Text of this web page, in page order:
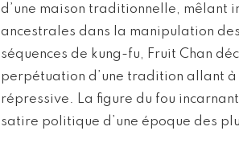
d’une maison traditionnelle, mêlant
ancestrales dans la manipulation
séquences de kung-fu, Fruit Chan
perpétuation d’une tradition allant
répressive. La figure du fou
satire politique d’une époque des